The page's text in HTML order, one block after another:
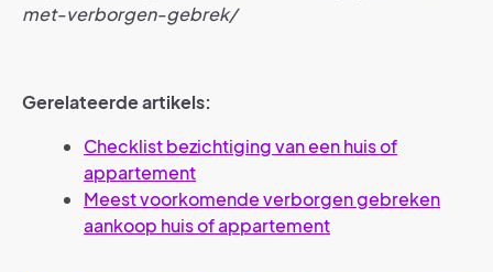
met-verborgen-gebrek/
Gerelateerde artikels:
Checklist bezichtiging van een huis of
appartement
Meest voorkomende verborgen gebreken
aankoop huis of appartement